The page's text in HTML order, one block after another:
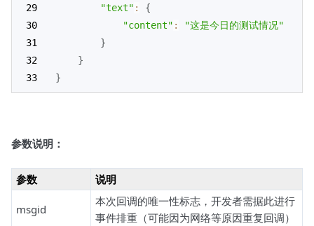
"text" :
{
"content" :
"这是今日的测试情况"
}
}
}
参数说明：
参数 说明
msgid
本次回调的唯一性标志，开发者需据此进行
事件排重（可能因为网络等原因重复回调）